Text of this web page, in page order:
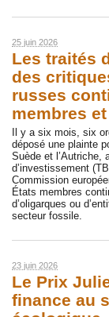
25 juin 2026
Les traités
des
russes
membres et
Il y a six mois, six
déposé une plainte
Suède et l’Autriche,
d’investissement
Commission
États membres
d’oligarques ou
secteur fossile.
23 juin 2026
Le Prix
finance au